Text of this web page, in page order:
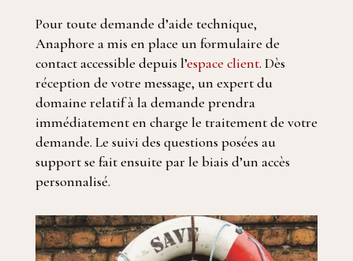
Pour toute demande d’aide technique,
Anaphore a mis en place un formulaire de
contact accessible depuis l’espace client. Dès
réception de votre message, un expert du
domaine relatif à la demande prendra
immédiatement en charge le traitement de votre
demande. Le suivi des questions posées au
support se fait ensuite par le biais d’un accès
personnalisé.